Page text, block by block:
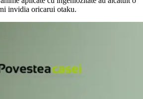
invidia oricarui otaku.